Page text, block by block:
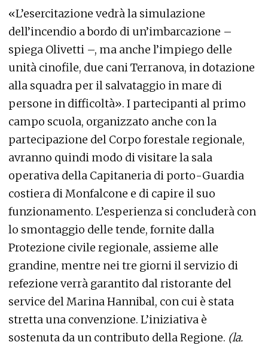
«L’esercitazione vedrà la simulazione
dell’incendio a bordo di un’imbarcazione –
spiega Olivetti –, ma anche l’impiego delle
unità cinofile, due cani Terranova, in dotazione
alla squadra per il salvataggio in mare di
persone in difficoltà». I partecipanti al primo
campo scuola, organizzato anche con la
partecipazione del Corpo forestale regionale,
avranno quindi modo di visitare la sala
operativa della Capitaneria di porto-Guardia
costiera di Monfalcone e di capire il suo
funzionamento. L’esperienza si concluderà con
lo smontaggio delle tende, fornite dalla
Protezione civile regionale, assieme alle
grandine, mentre nei tre giorni il servizio di
refezione verrà garantito dal ristorante del
service del Marina Hannibal, con cui è stata
stretta una convenzione. L’iniziativa è
sostenuta da un contributo della Regione. (la.